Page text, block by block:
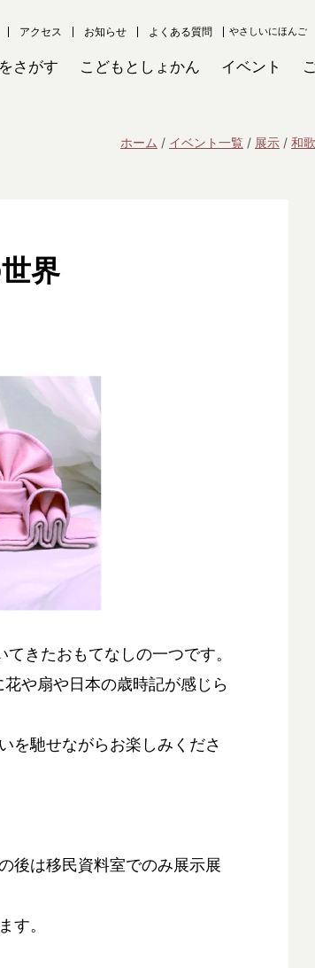
アクセス お知らせ よくある質問 やさしいにほんご
さがす こどもとしょかん イベント
ホーム イベント一覧 展示 和
界
きたおもてなしの一つです。
や扇や日本の歳時記が感じら
を馳せながらお楽しみくださ
後は移民資料室でのみ展示展
す。